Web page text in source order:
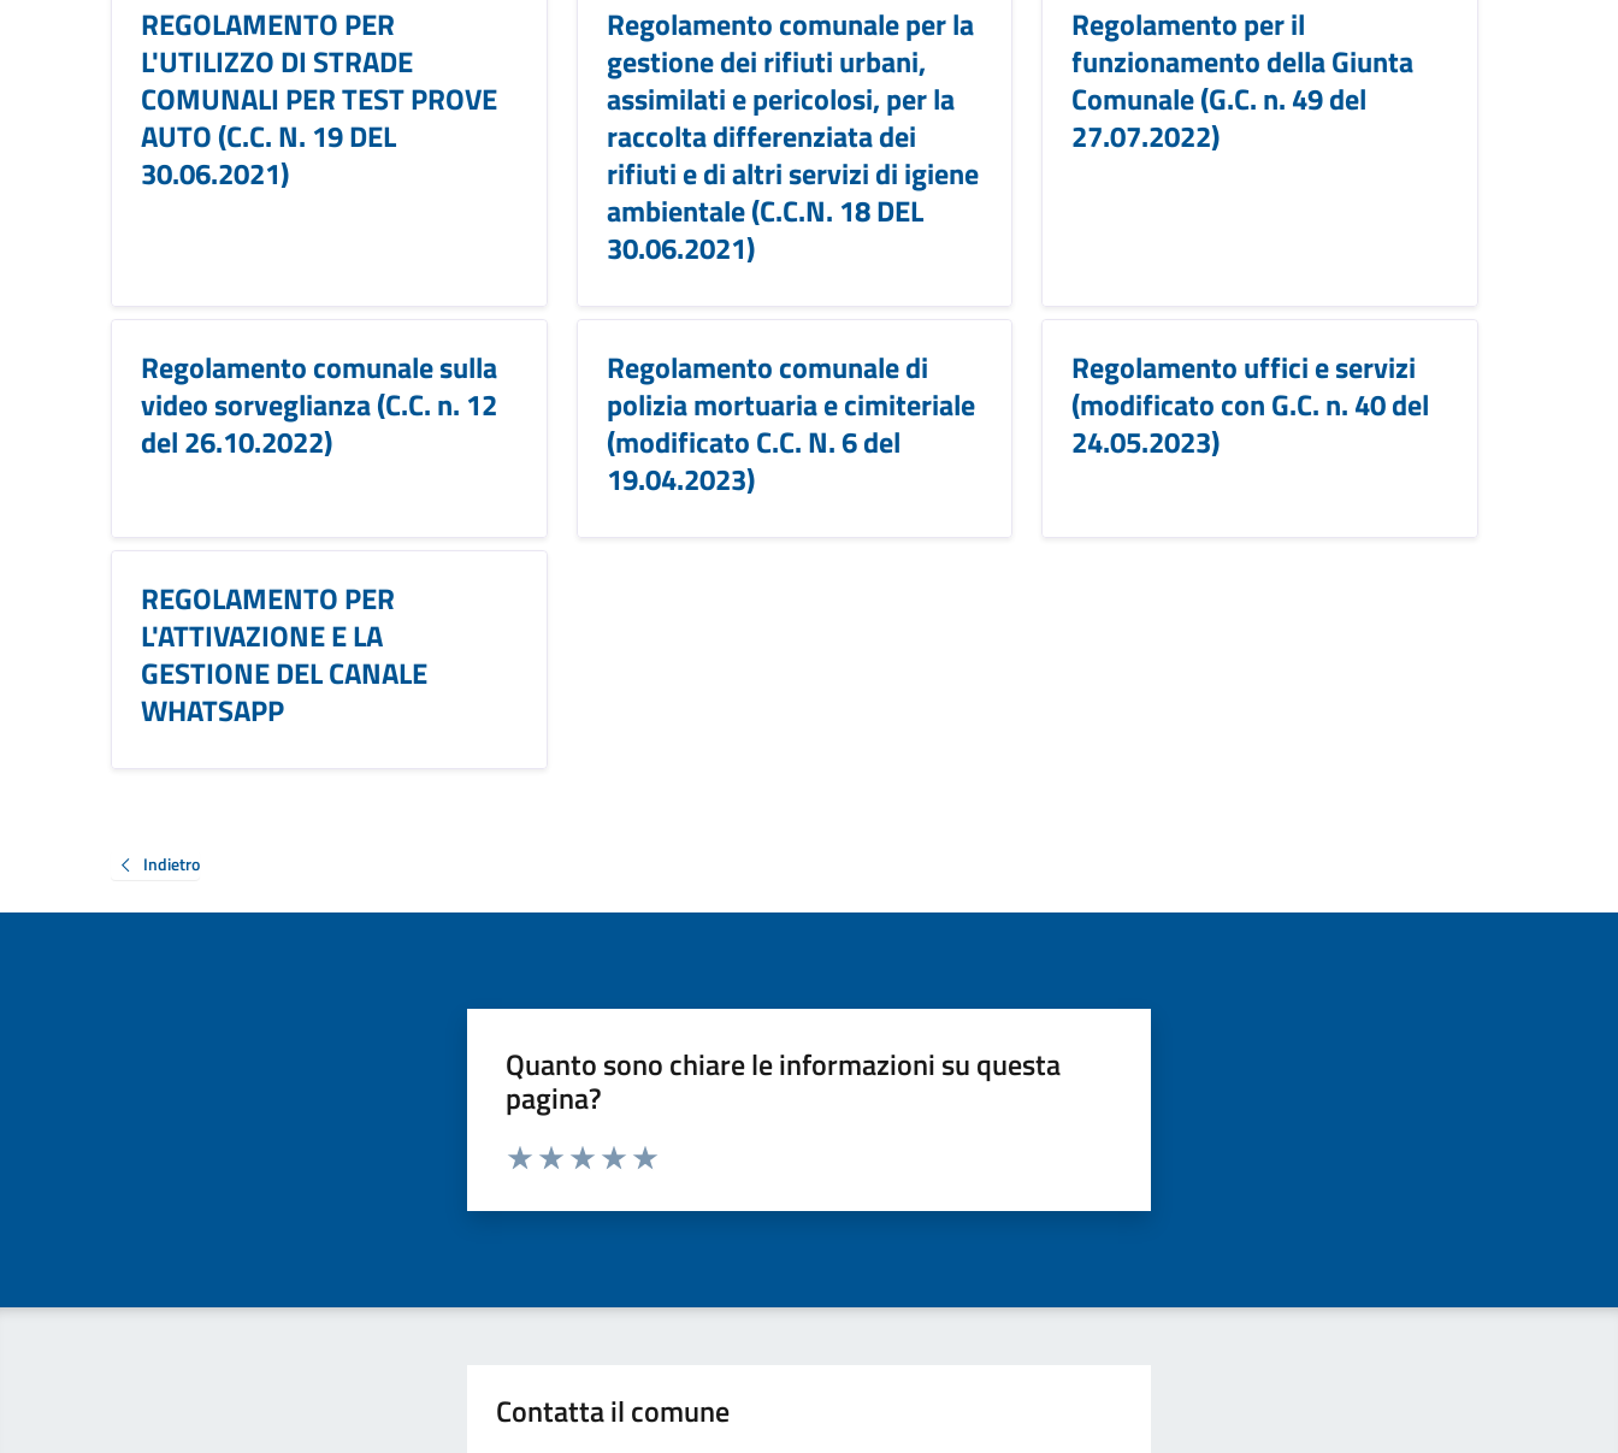
REGOLAMENTO PER
L'UTILIZZO DI STRADE
COMUNALI PER TEST PROVE
AUTO (C.C. N. 19 DEL
30.06.2021)
Regolamento comunale per la
gestione dei rifiuti urbani,
assimilati e pericolosi, per la
raccolta differenziata dei
rifiuti e di altri servizi di igiene
ambientale (C.C.N. 18 DEL
30.06.2021)
Regolamento per il
funzionamento della Giunta
Comunale (G.C. n. 49 del
27.07.2022)
Regolamento comunale sulla
video sorveglianza (C.C. n. 12
del 26.10.2022)
Regolamento comunale di
polizia mortuaria e cimiteriale
(modificato C.C. N. 6 del
19.04.2023)
Regolamento uffici e servizi
(modificato con G.C. n. 40 del
24.05.2023)
REGOLAMENTO PER
L'ATTIVAZIONE E LA
GESTIONE DEL CANALE
WHATSAPP
Indietro
Quanto sono chiare le informazioni su questa
pagina?
Valuta da 1 a 5 stelle la pagina
Contatta il comune